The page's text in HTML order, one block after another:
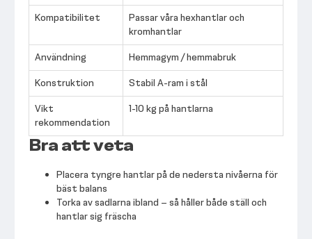
Kompatibilitet
Passar våra hexhantlar och
kromhantlar
Användning
Hemmagym / hemmabruk
Konstruktion
Stabil A-ram i stål
Vikt
rekommendation
1-10 kg på hantlarna
Bra att veta
Placera tyngre hantlar på de nedersta nivåerna för
bäst balans
Torka av sadlarna ibland – så håller både ställ och
hantlar sig fräscha